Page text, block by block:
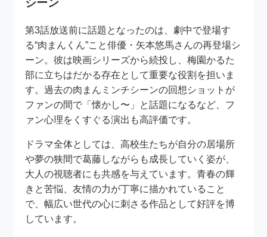
シーン
第3話放送前に話題となったのは、劇中で登場す
る“肉まんくん”こと俳優・矢本悠馬さんの再登場シ
ーン。彼は映画シリーズから続投し、梅園かるた
部に立ちはだかる存在として重要な役割を担いま
す。過去の肉まんミンチシーンの回想ショットが
ファンの間で「懐かし〜」と話題になるなど、フ
ァン心理をくすぐる演出も高評価です。
ドラマ全体としては、高校生たちが自分の居場所
や夢の狭間で葛藤しながらも成長していく姿が、
大人の視聴者にも共感を与えています。青春の輝
きと苦悩、友情の力が丁寧に描かれていること
で、幅広い世代の心に刺さる作品として好評を博
しています。